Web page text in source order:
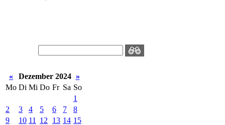
« Dezember 2024 »
Mo Di Mi Do Fr Sa So
1
2
3 4 5 6 7
8
9
10 11 12 13 14 15